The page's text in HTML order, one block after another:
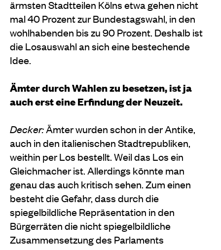
ärmsten Stadtteilen Kölns etwa gehen nicht
mal 40 Prozent zur Bundestagswahl, in den
wohlhabenden bis zu 90 Prozent. Deshalb ist
die Losauswahl an sich eine bestechende
Idee.
Ämter durch Wahlen zu besetzen, ist ja
auch erst eine Erfindung der Neuzeit.
Decker:Ämter wurden schon in der Antike,
auch in den italienischen Stadtrepubliken,
weithin per Los bestellt. Weil das Los ein
Gleichmacher ist. Allerdings könnte man
genau das auch kritisch sehen. Zum einen
besteht die Gefahr, dass durch die
spiegelbildliche Repräsentation in den
Bürgerräten die nicht spiegelbildliche
Zusammensetzung des Parlaments